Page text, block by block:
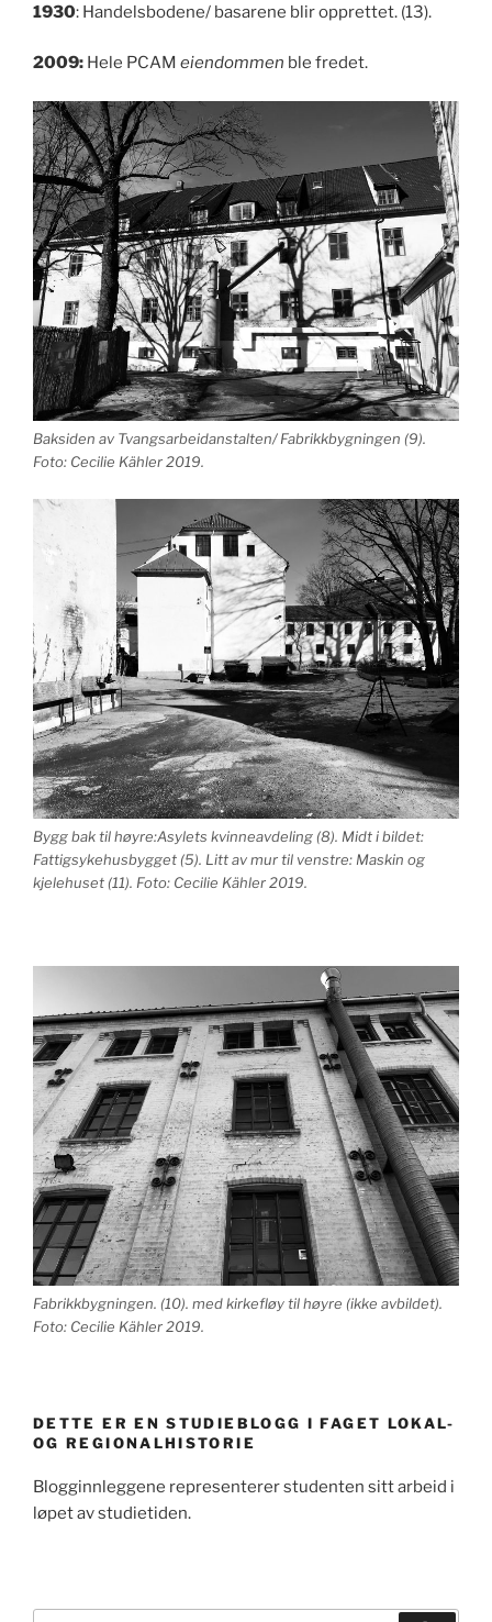
1930: Handelsbodene/ basarene blir opprettet. (13).
2009: Hele PCAM eiendommen ble fredet.
Baksiden av Tvangsarbeidanstalten/ Fabrikkbygningen (9).
Foto: Cecilie Kähler 2019.
Bygg bak til høyre:Asylets kvinneavdeling (8). Midt i bildet:
Fattigsykehusbygget (5). Litt av mur til venstre: Maskin og
kjelehuset (11). Foto: Cecilie Kähler 2019.
Fabrikkbygningen. (10). med kirkefløy til høyre (ikke avbildet).
Foto: Cecilie Kähler 2019.
DETTE ER EN STUDIEBLOGG I FAGET LOKAL-
OG REGIONALHISTORIE
Blogginnleggene representerer studenten sitt arbeid i
løpet av studietiden.